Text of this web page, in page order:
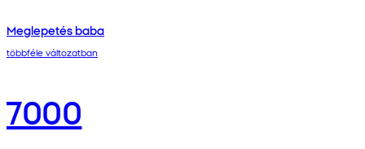
Meglepetés baba
többféle változatban
7000